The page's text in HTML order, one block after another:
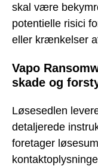
skal være
potentielle risici
eller krænkelser
Vapo
skade og
Løsesedlen
detaljerede
foretager